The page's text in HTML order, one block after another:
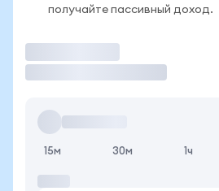
получайте пассивный доход.
15м 30м 1ч